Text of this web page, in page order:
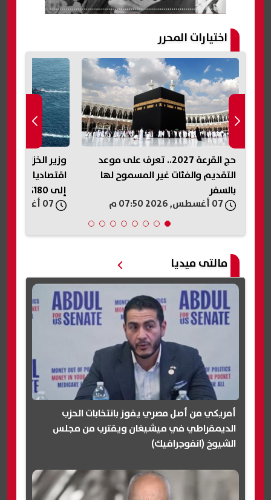
اختيارات المحرر
حج القرعة 2027.. تعرف على موعد
التقديم والفئات غير المسموح لها
بالسفر
وزير الخزانة
اقتصاديا
إلى 180%
مالتى ميديا
أمريكي من أصل مصري يفوز بانتخابات الحزب
الديمقراطي في ميشيغان ويقترب من مجلس
الشيوخ (انفوجرافيك)